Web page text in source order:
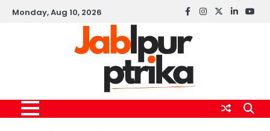
SkipMonday, Aug 10, 2026 Facebook
instagram
twitterlinkedin